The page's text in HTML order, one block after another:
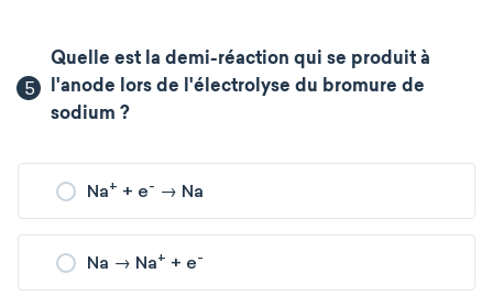
5
Quelle est la demi-réaction qui se produit à
l'anode lors de l'électrolyse du bromure de
sodium ?
Na+ + e- → Na
Na → Na+ + e-